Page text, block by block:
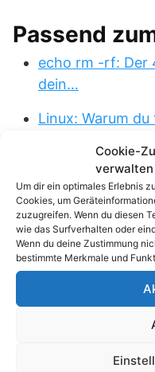
Passend
echo rm -rf: Der
dein…
Linux: Warum
df -h war
Terminal…
Das „Moderne
alte…
Festplatten-
Speicherfresser…
Python sofort…
Cookie-
verwalten
Um dir ein optimales Erlebnis
Cookies, um
zuzugreifen. Wenn du diesen
wie das Surfverhalten oder
Wenn du deine Zustimmung
bestimmte Merkmale und